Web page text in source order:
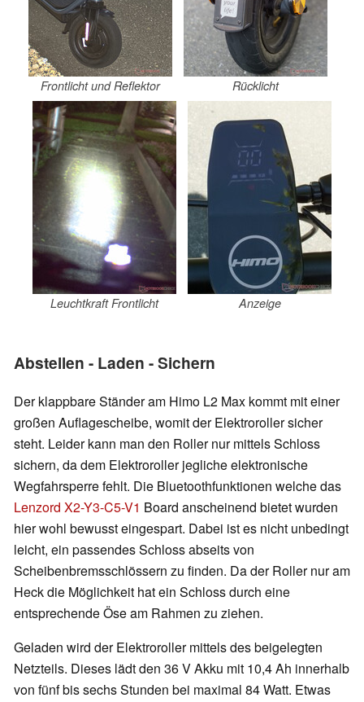
Frontlicht und Reflektor Rücklicht
Leuchtkraft Frontlicht Anzeige
Abstellen - Laden - Sichern
Der klappbare Ständer am Himo L2 Max kommt mit einer
großen Auflagescheibe, womit der Elektroroller sicher
steht. Leider kann man den Roller nur mittels Schloss
sichern, da dem Elektroroller jegliche elektronische
Wegfahrsperre fehlt. Die Bluetoothfunktionen welche das
Lenzord X2-Y3-C5-V1 Board anscheinend bietet wurden
hier wohl bewusst eingespart. Dabei ist es nicht unbedingt
leicht, ein passendes Schloss abseits von
Scheibenbremsschlössern zu finden. Da der Roller nur am
Heck die Möglichkeit hat ein Schloss durch eine
entsprechende Öse am Rahmen zu ziehen.
Geladen wird der Elektroroller mittels des beigelegten
Netzteils. Dieses lädt den 36 V Akku mit 10,4 Ah innerhalb
von fünf bis sechs Stunden bei maximal 84 Watt. Etwas